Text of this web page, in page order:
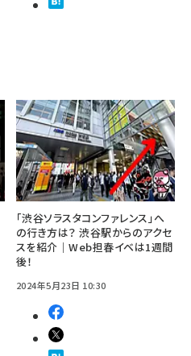
「渋谷ソラスタコンファレンス」へ
の行き方は？ 渋谷駅からのアクセ
スを紹介｜Web担春イベは1週間
後！
2024年5月23日 10:30